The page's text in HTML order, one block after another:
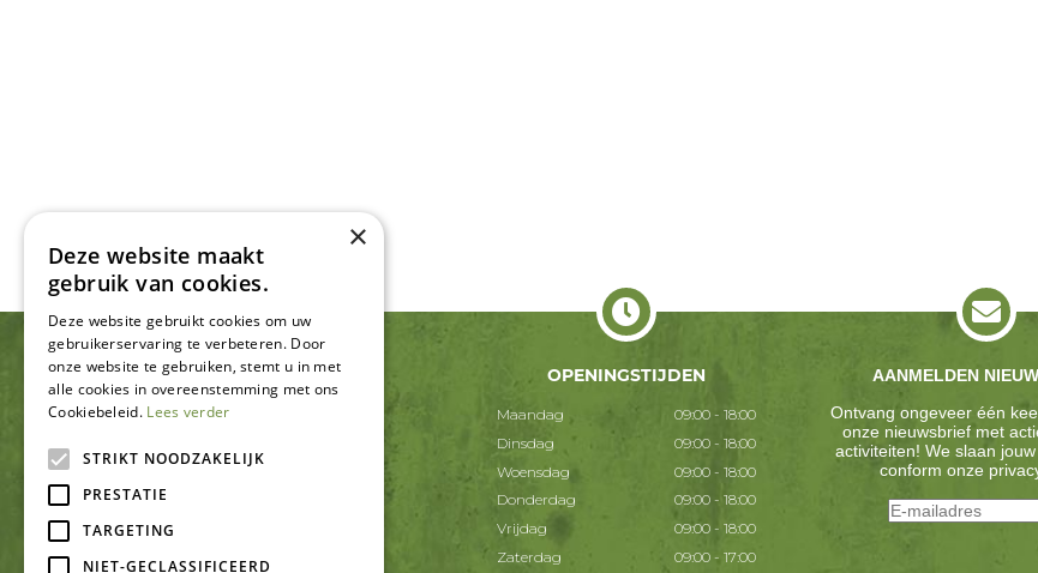
CONTACT
Tuincentrum De Schouw
3991 AT Houten
OPENINGSTIJDEN
Maandag
09:00 - 18:00
Dinsdag
09:00 - 18:00
Woensdag
09:00 - 18:00
Donderdag
09:00 - 18:00
Vrijdag
09:00 - 18:00
Zaterdag
09:00 - 17:00
AANMELDEN
Ontvang ongeveer één
onze nieuwsbrief met
activiteiten! We slaan
conform onze
×
Deze website maakt
gebruik van cookies.
Deze website gebruikt cookies om uw
gebruikerservaring te verbeteren. Door
onze website te gebruiken, stemt u in met
alle cookies in overeenstemming met ons
Cookiebeleid. Lees verder
STRIKT NOODZAKELIJK
PRESTATIE
TARGETING
NIET-GECLASSIFICEERD